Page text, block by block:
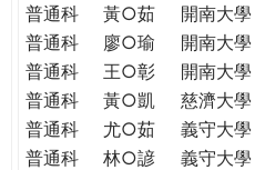
普通科
黃○茹 開南大學
普通科
廖○瑜 開南大學
普通科
王○彰 開南大學
普通科
黃○凱 慈濟大學
普通科
尤○茹 義守大學
普通科
林○諺 義守大學